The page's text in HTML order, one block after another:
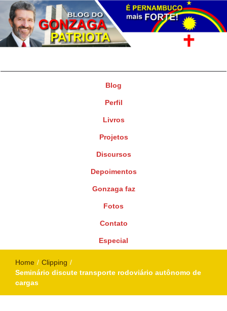
Blog
Perfil
Livros
Projetos
Discursos
Depoimentos
Gonzaga faz
Fotos
Contato
Especial
Home / Clipping /
Seminário discute transporte rodoviário autônomo de
cargas